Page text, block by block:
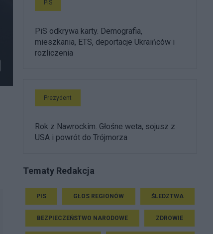
PiS
PiS odkrywa karty. Demografia,
mieszkania, ETS, deportacje Ukraińców i
rozliczenia
Prezydent
Rok z Nawrockim. Głośne weta, sojusz z
USA i powrót do Trójmorza
Tematy Redakcja
PIS GŁOS REGIONÓW ŚLEDZTWA
BEZPIECZEŃSTWO NARODOWE ZDROWIE